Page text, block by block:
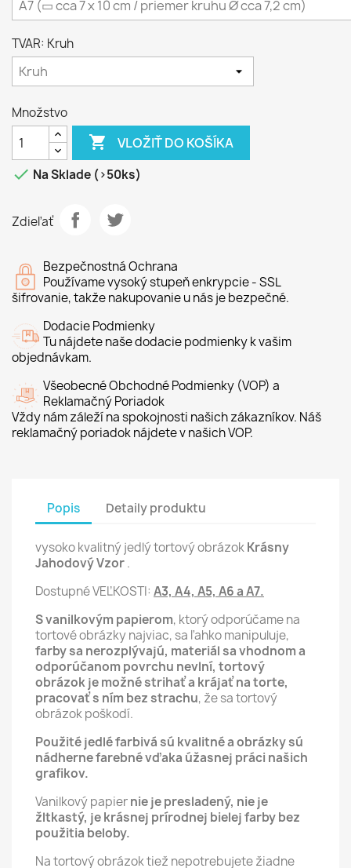
TVAR: Kruh
Množstvo
 VLOŽIŤ DO KOŠÍKA
 Na Sklade (>50ks)
Zdieľať
Bezpečnostná Ochrana
Používame vysoký stupeň enkrypcie - SSL
šifrovanie, takže nakupovanie u nás je bezpečné.
Dodacie Podmienky
Tu nájdete naše dodacie podmienky k vašim
objednávkam.
Všeobecné Obchodné Podmienky (VOP) a
Reklamačný Poriadok
Vždy nám záleží na spokojnosti našich zákazníkov. Náš
reklamačný poriadok nájdete v našich VOP.
Popis Detaily produktu
vysoko kvalitný jedlý tortový obrázokKrásny
Jahodový Vzor.
Dostupné VEĽKOSTI: A3, A4, A5, A6 a A7.
S vanilkovým papierom, ktorý odporúčame na
tortové obrázky najviac, sa ľahko manipuluje,
farby sa nerozplývajú, materiál sa vhodnom a
odporúčanom povrchu nevlní, tortový
obrázok je možné strihať a krájať na torte,
pracovať s ním bez strachu, že sa tortový
obrázok poškodí.
Použité jedlé farbivá sú kvalitné a obrázky sú
nádherne farebné vďaka úžasnej práci našich
grafikov.
Vanilkový papiernie je presladený, nie je
žltkastý, je krásnej prírodnej bielej farby bez
použitia beloby.
Na tortový obrázok tiež nepotrebujete žiadne